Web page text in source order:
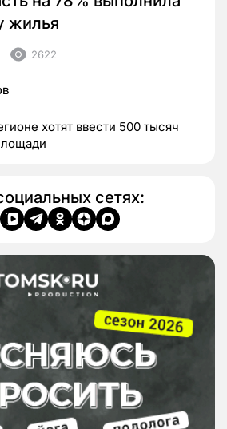
жилья
2622
хотят ввести 500 тысяч
сетях: